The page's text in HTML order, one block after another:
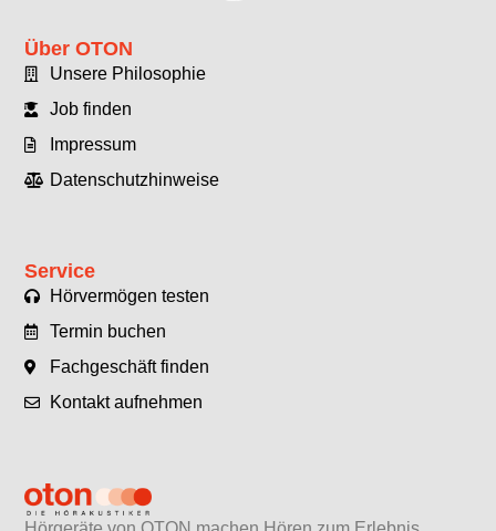
Über OTON
Unsere Philosophie
Job finden
Impressum
Datenschutzhinweise
Service
Hörvermögen testen
Termin buchen
Fachgeschäft finden
Kontakt aufnehmen